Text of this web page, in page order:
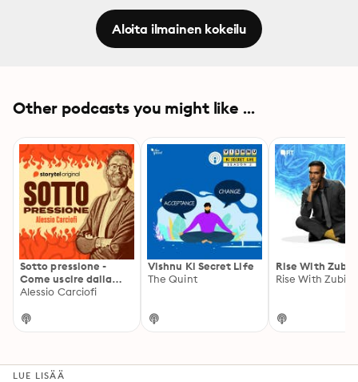
Aloita ilmainen kokeilu
Other podcasts you might like ...
Sotto pressione -
Come uscire dalla
trappola del burnout
Alessio Carciofi
Vishnu Ki Secret Life
The Quint
Rise With Zubin
Rise With Zubin
LUE LISÄÄ